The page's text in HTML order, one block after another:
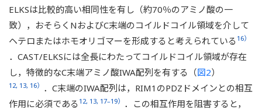
ELKSは比較的高い相同性を有し（約70％のアミノ酸の一
致），おそらくNおよびC末端のコイルドコイル領域を介して
ヘテロまたはホモオリゴマーを形成すると考えられている 16）
．CAST/ELKSには全長にわたってコイルドコイル領域が存在
し，特徴的なC末端アミノ酸IWA配列を有する（図2）
12, 13, 16） ．C末端のIWA配列は，RIM1のPDZドメインとの相互
作用に必須である 12, 13, 17–19） ．この相互作用を阻害すると，